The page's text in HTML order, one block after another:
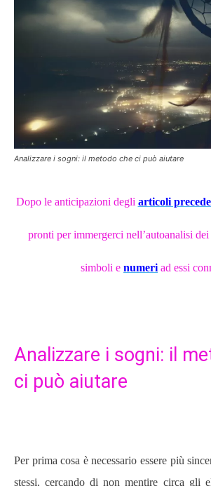
Analizzare i sogni: il metodo che ci può aiutare
Dopo le anticipazioni degli articoli
pronti per immergerci nell’autoanalisi
simboli e numeri ad essi
Analizzare i sogni: il
ci può aiutare
Per prima cosa è necessario essere più
stessi, cercando di non mentire circa gli